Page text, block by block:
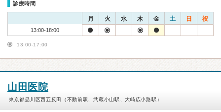
診療時間
月 火 水 木 金 土 日 祝
13:00-18:00
13:00-17:00
山田医院
東京都品川区西五反田（不動前駅、武蔵小山駅、大崎広小路駅）